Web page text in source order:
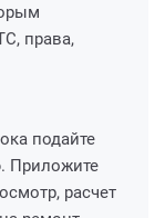
права,
подайте
Приложите
расчет